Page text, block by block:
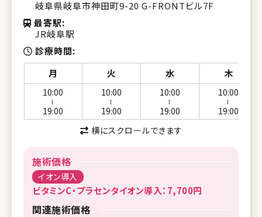
岐阜県岐阜市神田町9-20 G-FRONTビル7F
最寄駅
JR岐阜駅
診療時間
月
火 水 木
10:00
19:00
10:00
19:00
10:00
19:00
10:00
19:00
横にスクロールできます
施術価格
イオン導入
ビタミンC・プラセンタイオン導入：7,700円
関連施術価格